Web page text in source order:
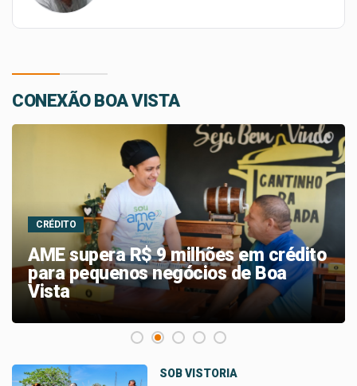
CONEXÃO BOA VISTA
LASER CONTRA FERIDAS
Boa Vista implanta laserterapia em
nove unidades da rede municipal
SOB VISTORIA